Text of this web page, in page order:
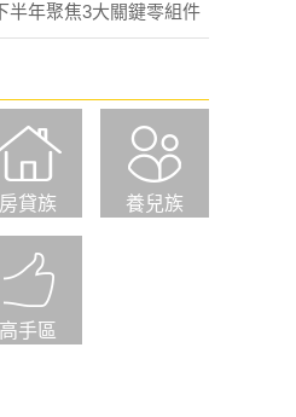
半年聚焦3大關鍵零組件
房貸族 養兒族
高手區